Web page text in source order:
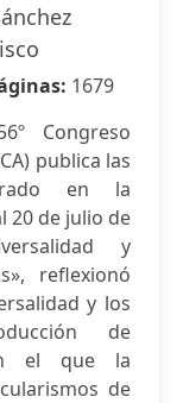
1679
Congreso
publica las
en la
20 de julio de
y
reflexionó
y los
de
el que la
de